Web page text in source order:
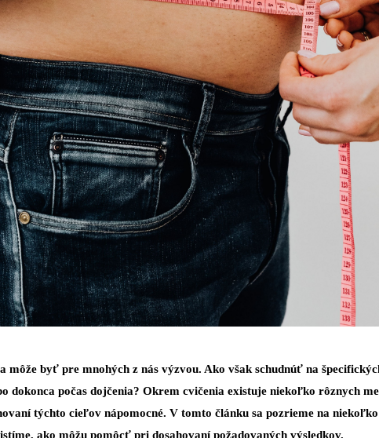
môže byť pre mnohých z nás výzvou. Ako však schudnúť na
dokonca počas dojčenia? Okrem cvičenia existuje niekoľko rôznych
týchto cieľov nápomocné. V tomto článku sa pozrieme na
ako môžu pomôcť pri dosahovaní požadovaných výsledkov.